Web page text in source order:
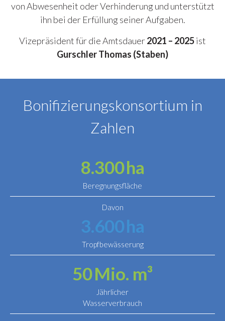
von Abwesenheit oder Verhinderung und unterstützt
ihn bei der Erfüllung seiner Aufgaben.
Vizepräsident für die Amtsdauer2021 – 2025ist
Gurschler Thomas (Staben)
Bonifizierungskonsortium in
Zahlen
8.300ha
Beregnungsfläche
Davon
3.600ha
Tropfbewässerung
50Mio. m³
Jährlicher
Wasserverbrauch